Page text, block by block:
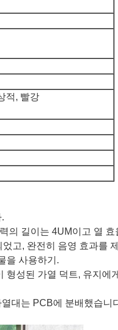
적, 빨강
의 길이는 4UM이고 열
고, 완전히 음영 효과를
을 사용하기.
성된 가열 덕트, 유지에
대는 PCB에 분배했습니